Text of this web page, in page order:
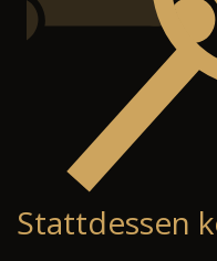
Stattdessen